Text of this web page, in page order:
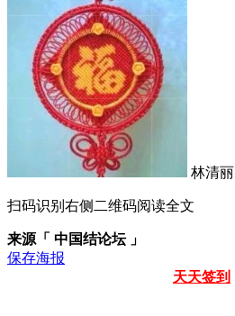
林清丽
扫码识别右侧二维码阅读全文
来源「 中国结论坛 」
保存海报
天天签到